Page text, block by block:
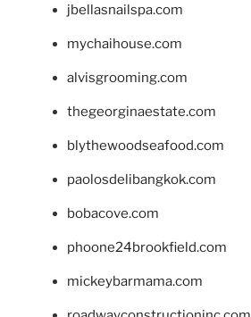
jbellasnailspa.com
mychaihouse.com
alvisgrooming.com
thegeorginaestate.com
blythewoodseafood.com
paolosdelibangkok.com
bobacove.com
phoone24brookfield.com
mickeybarmama.com